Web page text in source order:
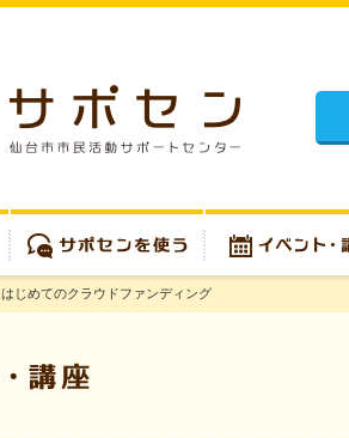
サポセンを使う イベント・講座
はじめてのクラウドファンディング